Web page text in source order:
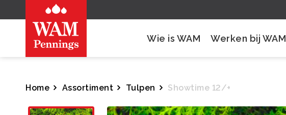
Wie is WAM Werken bij WAM
Home Assortiment Tulpen Showtime 12/+